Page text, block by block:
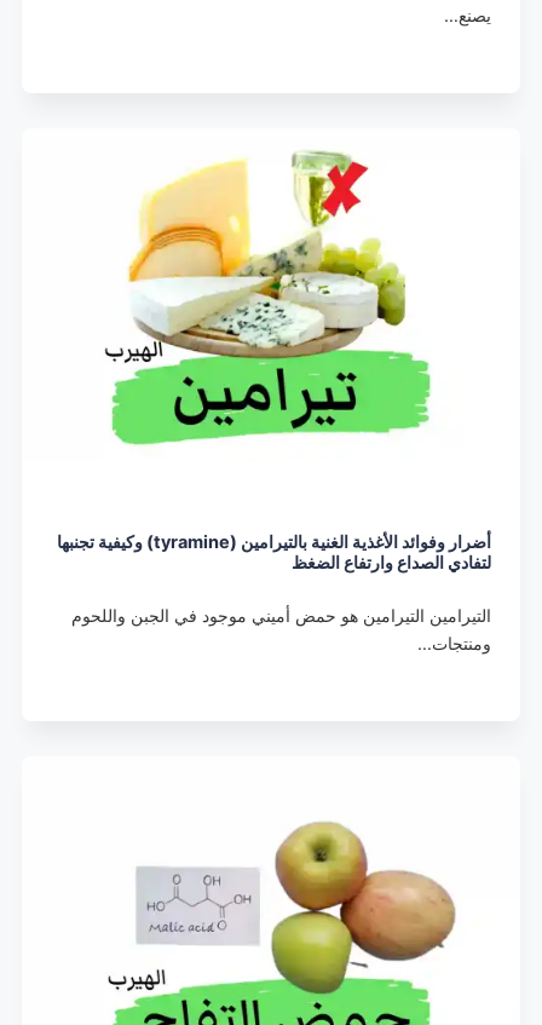
يصنع…
أضرار وفوائد الأغذية الغنية بالتيرامين (tyramine) وكيفية تجنبها
لتفادي الصداع وارتفاع الضغظ
التيرامين التيرامين هو حمض أميني موجود في الجبن واللحوم
ومنتجات…